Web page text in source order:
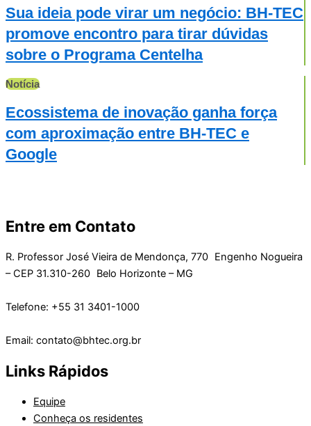
Sua ideia pode virar um negócio: BH-TEC
promove encontro para tirar dúvidas
sobre o Programa Centelha
Notícia
Ecossistema de inovação ganha força
com aproximação entre BH-TEC e
Google
Entre em Contato
R. Professor José Vieira de Mendonça, 770 Engenho Nogueira
– CEP 31.310-260 Belo Horizonte – MG
Telefone: +55 31 3401-1000
Email: contato@bhtec.org.br
Links Rápidos
Equipe
Conheça os residentes